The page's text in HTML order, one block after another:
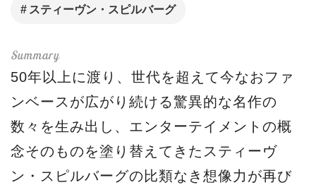
スティーヴン・スピルバーグ
50年以上に渡り、世代を超えて今なおファ
ンベースが広がり続ける驚異的な名作の
数々を生み出し、エンターテイメントの概
念そのものを塗り替えてきたスティーヴ
ン・スピルバーグの比類なき想像力が再び